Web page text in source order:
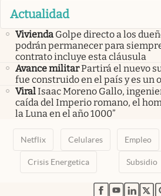
Actualidad
Vivienda Golpe directo a los
podrán permanecer para
contrato incluye esta cláusula
Avance militarPartirá el nuevo
fue construido en el país y es un
ViralIsaac Moreno Gallo,
caída del Imperio romano, el
la Luna en el año 1000”
Netflix Celulares Empleo
Crisis Energetica Subsidio
abre enabre en
abre